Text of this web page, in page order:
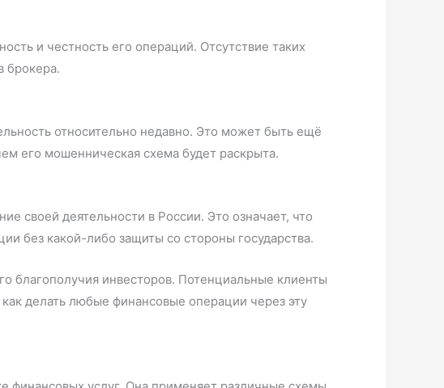
и честность его операций. Отсутствие таких
брокера.
относительно недавно. Это может быть ещё
его мошенническая схема будет раскрыта.
своей деятельности в России. Это означает, что
без какой-либо защиты со стороны государства.
благополучия инвесторов. Потенциальные клиенты
делать любые финансовые операции через эту